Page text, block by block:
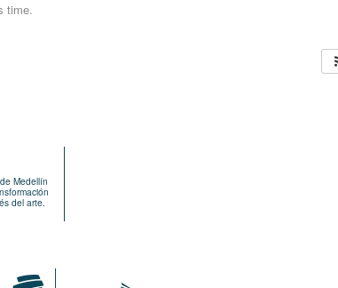
time.
Medellín
del arte.